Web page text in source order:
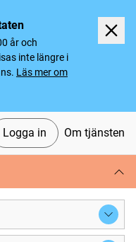
år och
inte längre i
Läs mer om
Logga in Om tjänsten